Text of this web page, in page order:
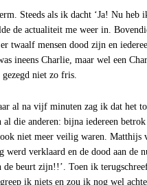
Steeds als ik dacht ‘Ja! Nu heb
de actualiteit me weer in.
twaalf mensen dood zijn en
ineens Charlie, maar wel een
gezegd niet zo fris.
al na vijf minuten zag ik dat het
die anderen: bijna iedereen
niet meer veilig waren. Matthijs
werd verklaard en de dood aan de
beurt zijn!!’. Toen ik
ik niets en zou ik nog wel